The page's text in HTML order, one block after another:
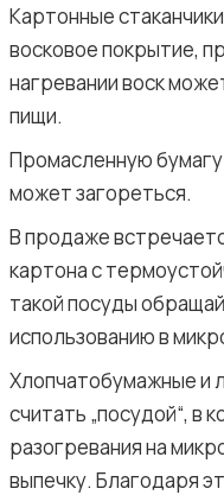
Картонные
восковое покрытие,
нагревании воск
пищи.
Промасленную бумагу
может загореться.
В продаже
картона с
такой посуды
использованию в
Хлопчатобумажные и
считать „посудой“, в
разогревания на
выпечку. Благодаря